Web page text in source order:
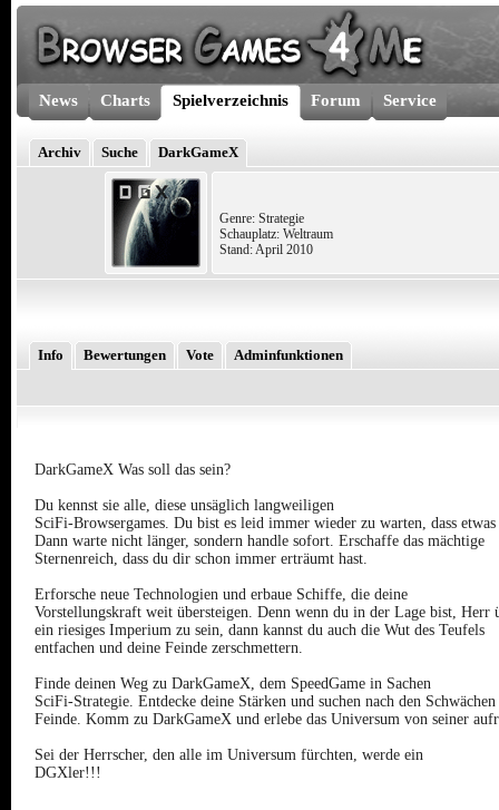
News Charts Spielverzeichnis Forum Service
Archiv Suche DarkGameX
Genre: Strategie
Schauplatz: Weltraum
Stand: April 2010
Info Bewertungen Vote Adminfunktionen
DarkGameX Was soll das sein?
Du kennst sie alle, diese unsäglich langweiligen
SciFi-Browsergames. Du bist es leid immer wieder zu warten, dass etwas
Dann warte nicht länger, sondern handle sofort. Erschaffe das mächtige
Sternenreich, dass du dir schon immer erträumt hast.
Erforsche neue Technologien und erbaue Schiffe, die deine
Vorstellungskraft weit übersteigen. Denn wenn du in der Lage bist, Herr
ein riesiges Imperium zu sein, dann kannst du auch die Wut des Teufels
entfachen und deine Feinde zerschmettern.
Finde deinen Weg zu DarkGameX, dem SpeedGame in Sachen
SciFi-Strategie. Entdecke deine Stärken und suchen nach den
Feinde. Komm zu DarkGameX und erlebe das Universum von seiner
Sei der Herrscher, den alle im Universum fürchten, werde ein
DGXler!!!